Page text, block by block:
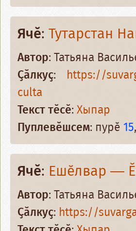
Ячӗ: Тутарстан
Автор: Татьяна
Ҫӑлкуҫ: https://
culta
Текст тӗсӗ:Хыпар
Пуплевӗшсем: пурӗ 15
Ячӗ: Ешӗлвар —
Автор: Татьяна
Ҫӑлкуҫ: https://